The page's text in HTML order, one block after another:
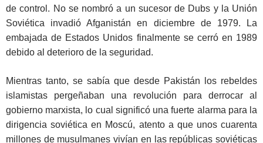
de control. No se nombró a un sucesor de Dubs y la Unión
Soviética invadió Afganistán en diciembre de 1979. La
embajada de Estados Unidos finalmente se cerró en 1989
debido al deterioro de la seguridad.
Mientras tanto, se sabía que desde Pakistán los rebeldes
islamistas pergeñaban una revolución para derrocar al
gobierno marxista, lo cual significó una fuerte alarma para la
dirigencia soviética en Moscú, atento a que unos cuarenta
millones de musulmanes vivían en las repúblicas soviéticas